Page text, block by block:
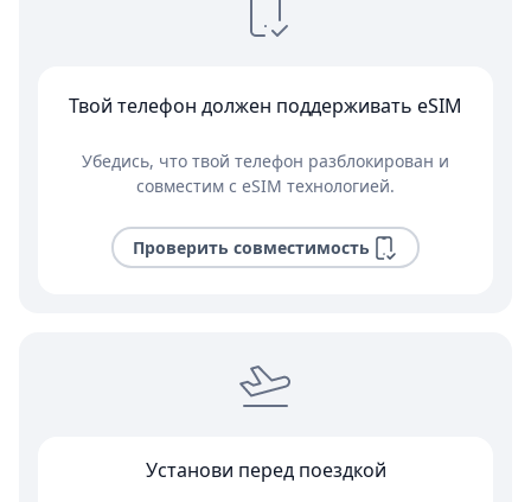
Твой телефон должен поддерживать eSIM
Убедись, что твой телефон разблокирован и
совместим с eSIM технологией.
Проверить совместимость
Установи перед поездкой